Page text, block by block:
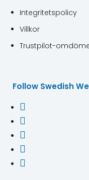
Integritetspolicy
Villkor
Trustpilot-
Follow Swedish




